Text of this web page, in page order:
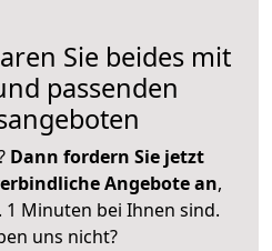
Sie beides mit
passenden
Dann fordern Sie jetzt
Angebote an,
Minuten bei Ihnen sind.
uns nicht?